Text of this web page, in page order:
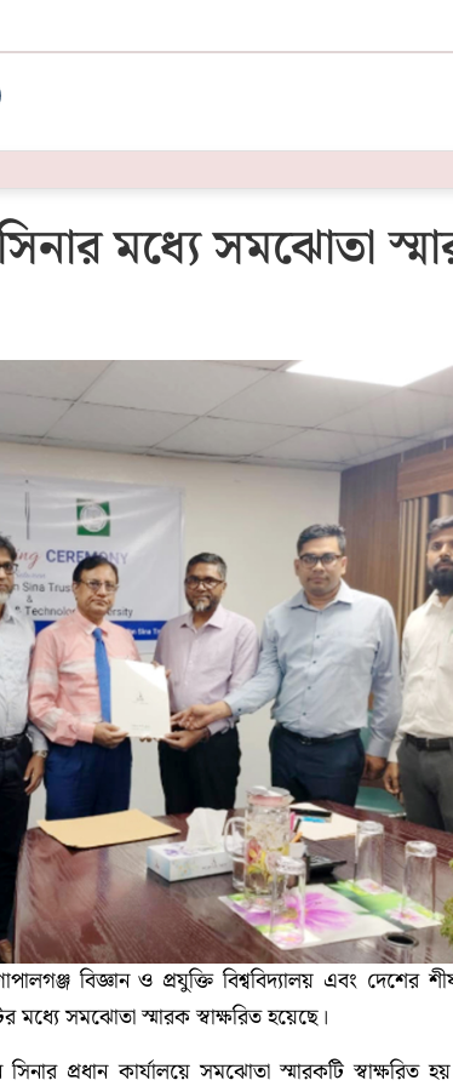
মধ্যে সমঝোতা
বিজ্ঞান ও প্রযুক্তি বিশ্ববিদ্যালয় এবং দেশের
মধ্যে সমঝোতা স্মারক স্বাক্ষরিত হয়েছে।
প্রধান কার্যালয়ে সমঝোতা স্মারকটি স্বাক্ষরিত